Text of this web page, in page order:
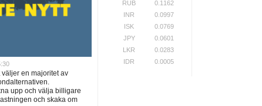
en majoritet av
upp och välja billigare
och skaka om
RUB
0.1162
INR
0.0997
ISK
0.0769
JPY
0.0601
LKR
0.0283
IDR
0.0005